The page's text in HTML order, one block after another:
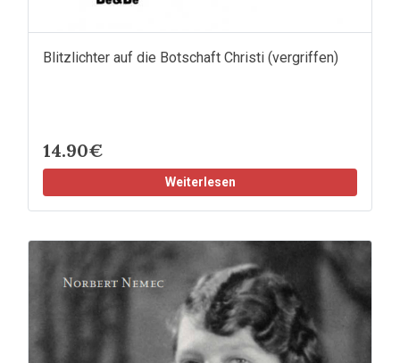
Blitzlichter auf die Botschaft Christi (vergriffen)
14.90€
Weiterlesen